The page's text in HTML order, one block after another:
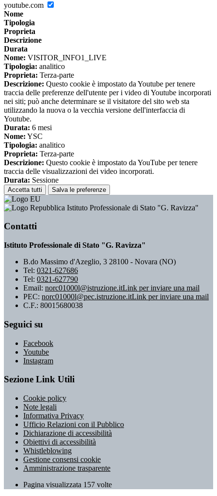
youtube.com
Nome
Tipologia
Proprieta
Descrizione
Durata
Nome: VISITOR_INFO1_LIVE
Tipologia: analitico
Proprieta: Terza-parte
Descrizione: Questo cookie è impostato da Youtube per tenere
traccia delle preferenze dell'utente per i video di Youtube incorporati
nei siti; può anche determinare se il visitatore del sito web sta
utilizzando la nuova o la vecchia versione dell'interfaccia di
Youtube.
Durata: 6 mesi
Nome: YSC
Tipologia: analitico
Proprieta: Terza-parte
Descrizione: Questo cookie è impostato da YouTube per tenere
traccia delle visualizzazioni dei video incorporati.
Durata: Sessione
Accetta tutti Salva le preferenze
Istituto Professionale di Stato "G. Ravizza"
Contatti
Istituto Professionale di Stato "G. Ravizza"
B.do Massimo d'Azeglio, 3 28100 - Novara (NO)
Tel: 0321-627686
Tel: 0321-627790
Email: norc01000l@istruzione.itLink per inviare una mail
PEC: norc01000l@pec.istruzione.itLink per inviare una mail
C.F.: 80015680038
Seguici su
Facebook
Youtube
Instagram
Sezione Link Utili
Cookie policy
Note legali
Informativa Privacy
Ufficio Relazioni con il Pubblico
Dichiarazione di accessibilità
Obiettivi di accessibilità
Whistleblowing
Gestione consensi cookie
Amministrazione trasparente
Pagina visualizzata 157 volte